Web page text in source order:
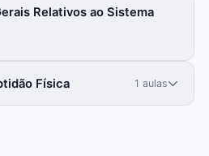
Relativos ao Sistema
Física 1 aulas